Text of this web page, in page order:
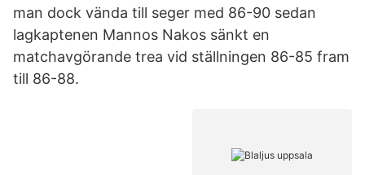
man dock vända till seger med 86-90 sedan
lagkaptenen Mannos Nakos sänkt en
matchavgörande trea vid ställningen 86-85 fram
till 86-88.